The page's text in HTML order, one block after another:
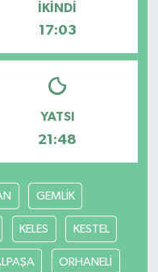
İKINDI
17:03
YATSI
21:48
GEMLİK
KELES KESTEL
ORHANELİ